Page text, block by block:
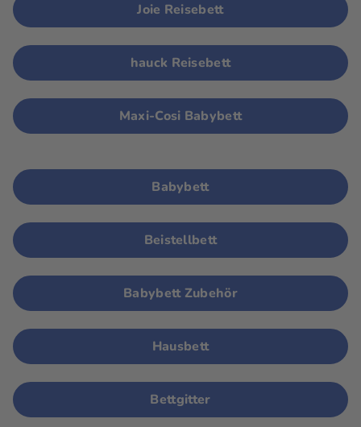
Joie Reisebett
hauck Reisebett
Maxi-Cosi Babybett
Babybett
Beistellbett
Babybett Zubehör
Hausbett
Bettgitter